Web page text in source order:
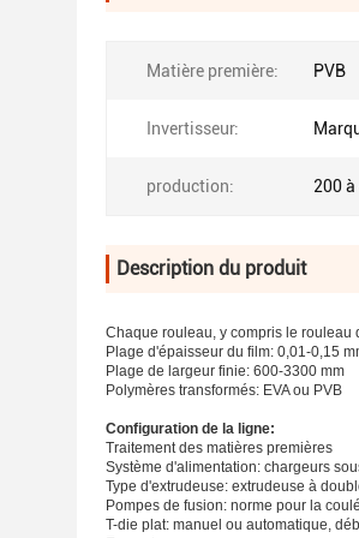
Matière première: PVB
Invertisseur:
production: 200
Description du produit
Chaque rouleau, y compris le rouleau
Plage d'épaisseur du film: 0,01-0,15
Plage de largeur finie: 600-3300 mm
Polymères transformés: EVA ou PVB
Configuration de la ligne:
Traitement des matières premières
Système d'alimentation: chargeurs
Type d'extrudeuse: extrudeuse à
Pompes de fusion: norme pour la
T-die plat: manuel ou automatique,